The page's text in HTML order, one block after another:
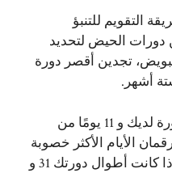
التقويم للتنبؤ
دورات الحيض لتحديد
تجدين أقصر دورة
أشهر.
أنت تطرح 18 يومًا من أقصر دورة لديك و 11 يومًا من
الأيام الأكثر خصوبة
في دورتك على سبيل المثال، إذا كانت أطوال دورتك 31 و